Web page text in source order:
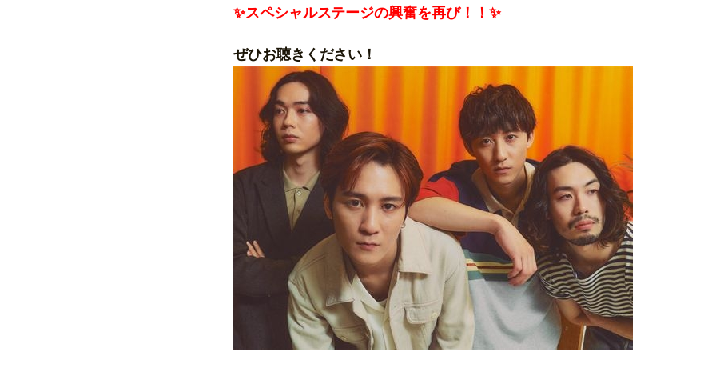
✨スペシャルステージの興奮を再び！！✨
ぜひお聴きください！